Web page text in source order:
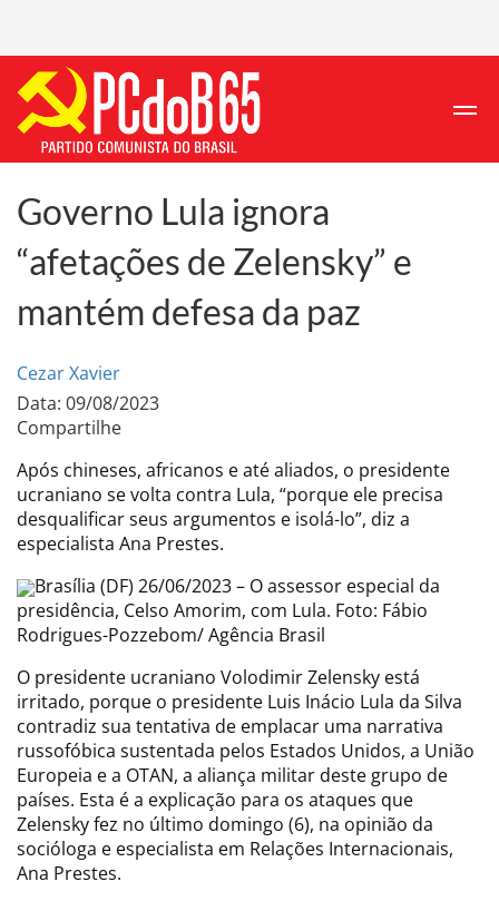
Governo Lula ignora
“afetações de Zelensky” e
mantém defesa da paz
Cezar Xavier
Data: 09/08/2023
Compartilhe
Após chineses, africanos e até aliados, o presidente
ucraniano se volta contra Lula, “porque ele precisa
desqualificar seus argumentos e isolá-lo”, diz a
especialista Ana Prestes.
Brasília (DF) 26/06/2023 – O assessor especial da
presidência, Celso Amorim, com Lula. Foto: Fábio
Rodrigues-Pozzebom/ Agência Brasil
O presidente ucraniano Volodimir Zelensky está
irritado, porque o presidente Luis Inácio Lula da Silva
contradiz sua tentativa de emplacar uma narrativa
russofóbica sustentada pelos Estados Unidos, a União
Europeia e a OTAN, a aliança militar deste grupo de
países. Esta é a explicação para os ataques que
Zelensky fez no último domingo (6), na opinião da
socióloga e especialista em Relações Internacionais,
Ana Prestes.